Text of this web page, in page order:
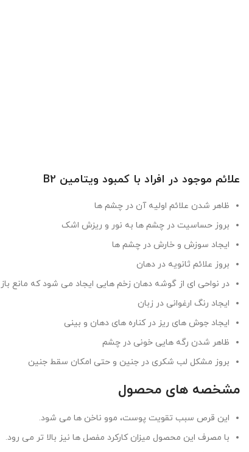
علائم موجود در افراد با کمبود ویتامین B2
ظاهر شدن علائم اولیه آن در چشم ها
بروز حساسیت در چشم ها به نور و ریزش اشک
ایجاد سوزش و خارش در چشم ها
بروز علائم ثانویه در دهان
در نواحی ای از گوشه دهان زخم هایی ایجاد می شود که مانع
ایجاد رنگ ارغوانی در زبان
ایجاد جوش های ریز در کناره های دهان و بینی
ظاهر شدن رگه هایی خونی در چشم
بروز مشکل لب شکری در جنین و حتی امکان سقط جنین
مشخصه های محصول
این قرص سبب تقویت پوست، موو ناخن ها می شود.
با مصرف این محصول میزان کارکرد مفصل ها نیز بالا تر می رود.